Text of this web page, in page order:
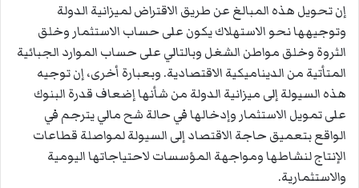
إن تحويل هذه المبالغ عن طريق الاقتراض لميزانية الدولة
وتوجيهها نحو الاستهلاك يكون على حساب الاستثمار وخلق
الثروة وخلق مواطن الشغل وبالتالي على حساب الموارد الجبائية
المتأتية من الديناميكية الاقتصادية. وبعبارة أخرى، إن توجيه
هذه السيولة إلى ميزانية الدولة من شأنها إضعاف قدرة البنوك
على تمويل الاستثمار وإدخالها في حالة شح مالي يترجم في
الواقع بتعميق حاجة الاقتصاد إلى السيولة لمواصلة قطاعات
الإنتاج لنشاطها ومواجهة المؤسسات لاحتياجاتها اليومية
والاستثمارية.